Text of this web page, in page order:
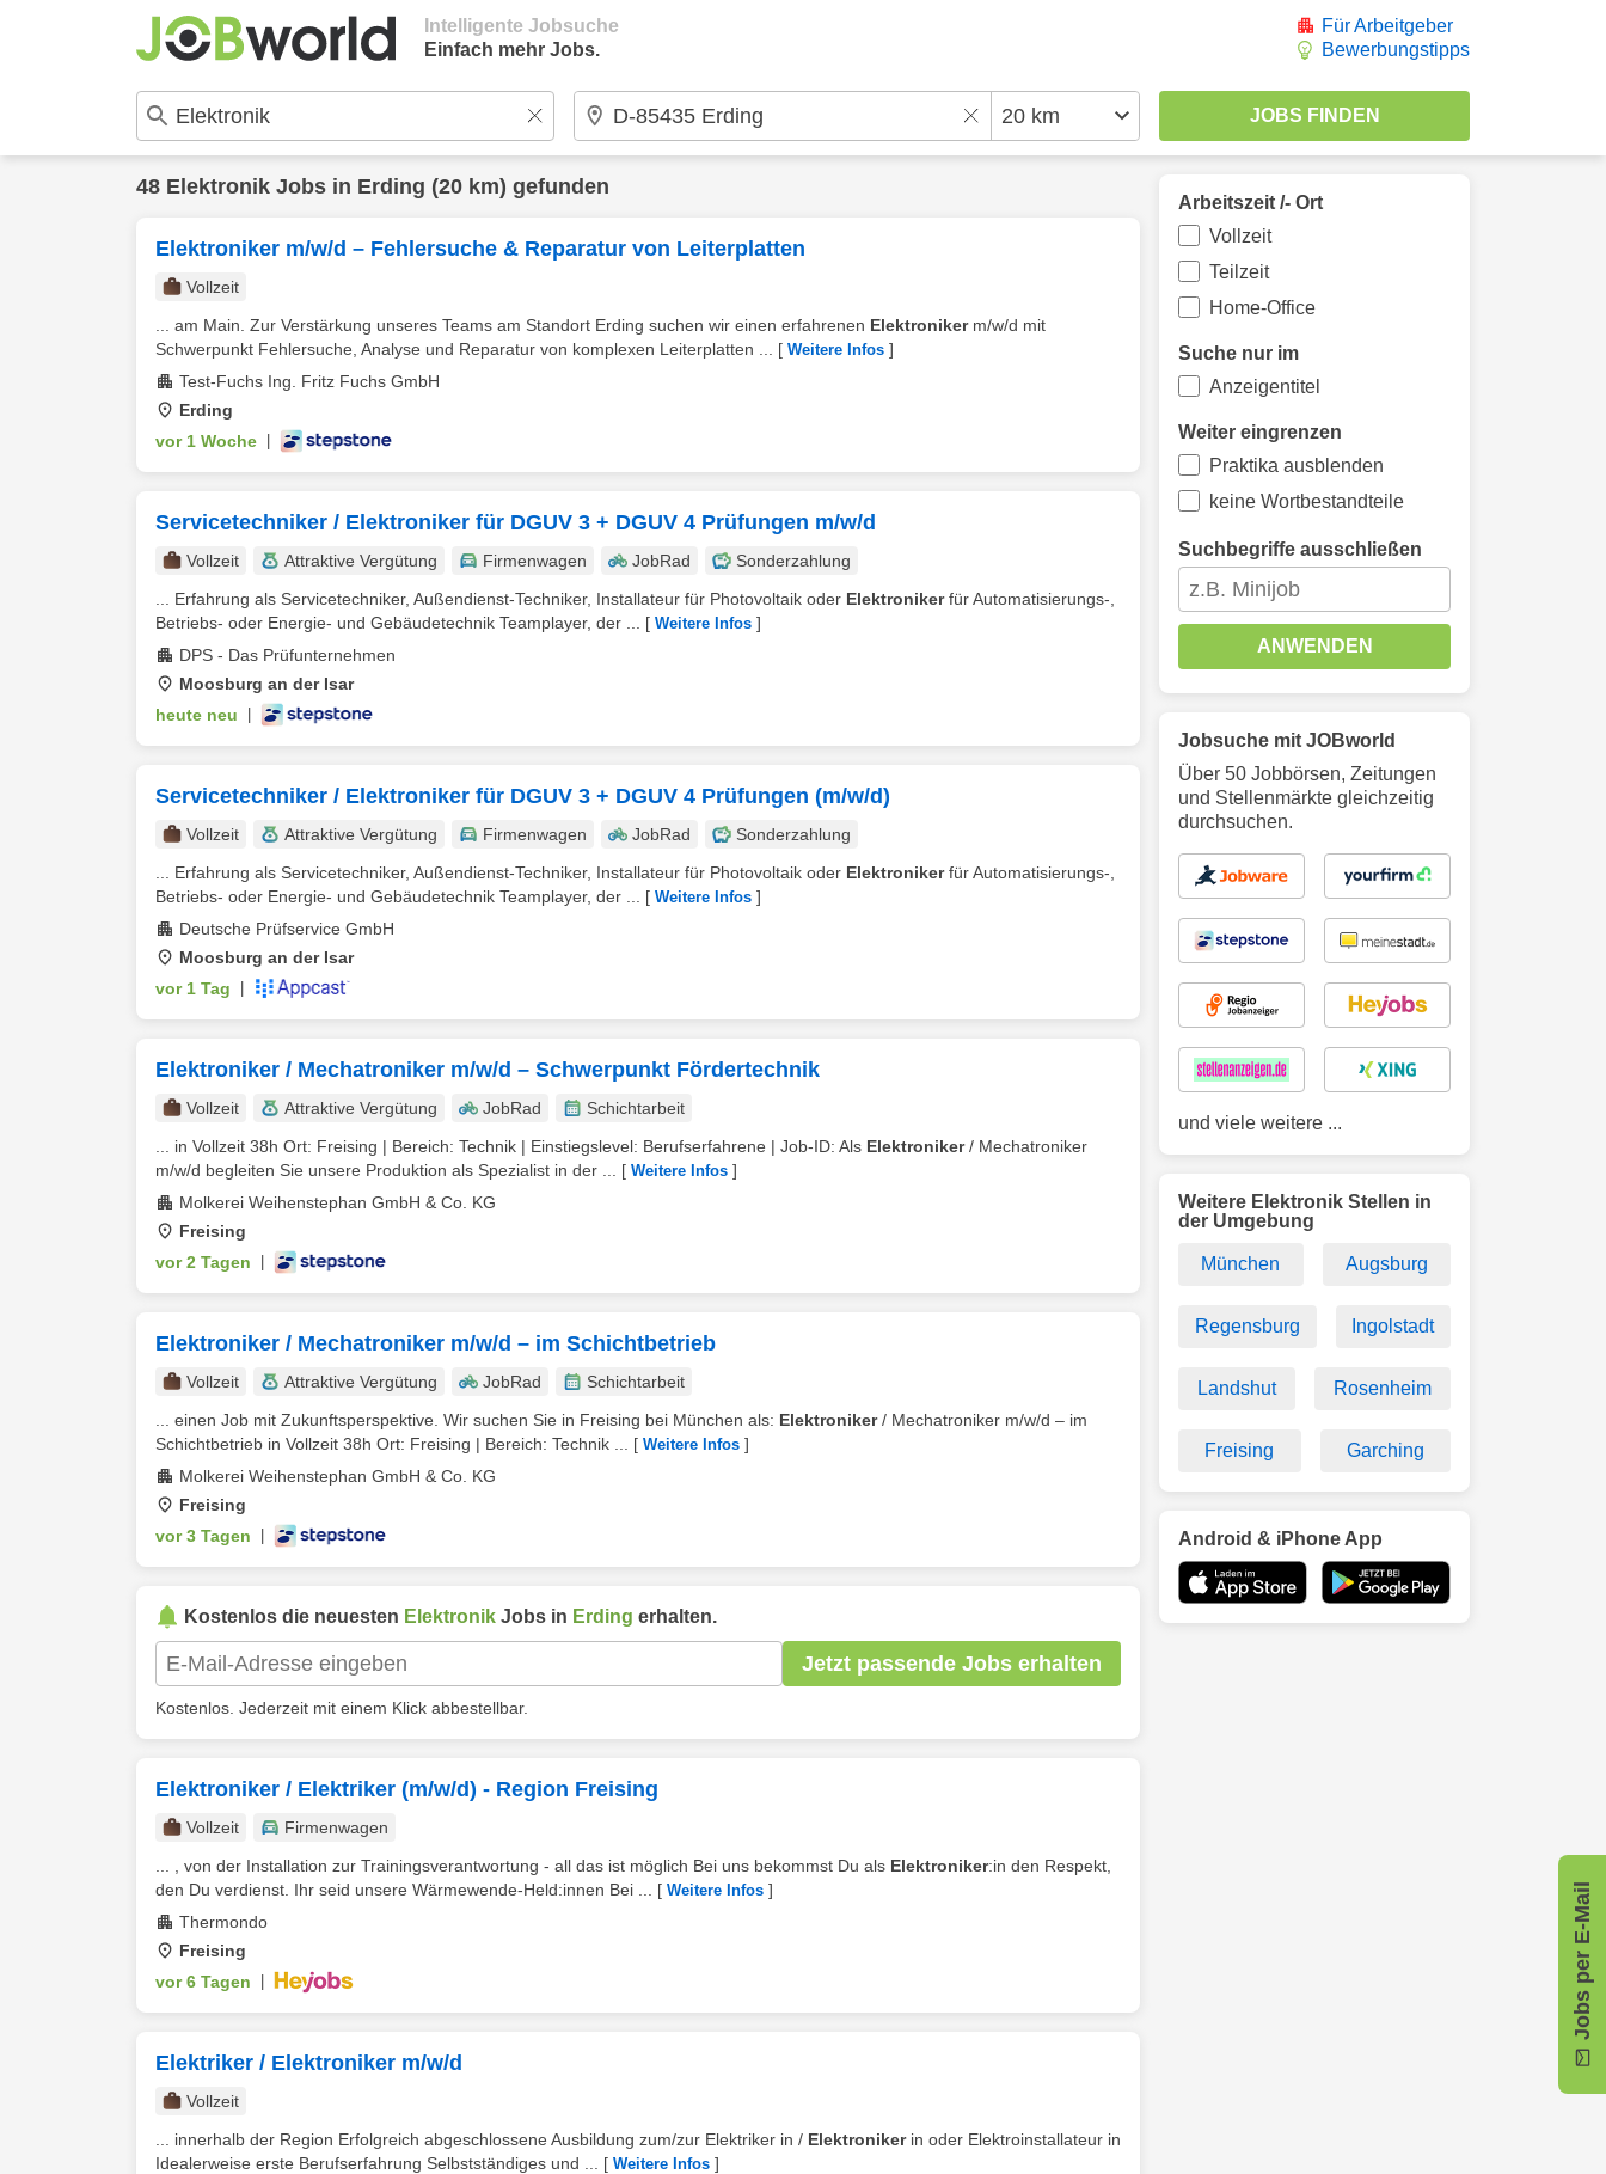
Intelligente Jobsuche
Einfach mehr Jobs.
Für Arbeitgeber
Bewerbungstipps
48 Elektronik Jobs in Erding (20 km) gefunden
Elektroniker m/w/d – Fehlersuche & Reparatur von Leiterplatten
Vollzeit
... am Main. Zur Verstärkung unseres Teams am Standort Erding suchen wir einen erfahrenen Elektronikerm/w/d mit
Schwerpunkt Fehlersuche, Analyse und Reparatur von komplexen Leiterplatten ...
[ Weitere Infos ]
Test-Fuchs Ing. Fritz Fuchs GmbH
Erding
vor 1 Woche
Servicetechniker / Elektroniker für DGUV 3 + DGUV 4 Prüfungen m/w/d
Vollzeit Attraktive Vergütung Firmenwagen JobRad
Sonderzahlung
... Erfahrung als Servicetechniker, Außendienst-Techniker, Installateur für Photovoltaik oder Elektronikerfür Automatisierungs-,
Betriebs- oder Energie- und Gebäudetechnik Teamplayer, der ...
[ Weitere Infos ]
DPS - Das Prüfunternehmen
Moosburg an der Isar
heute neu
Servicetechniker / Elektroniker für DGUV 3 + DGUV 4 Prüfungen (m/w/d)
Vollzeit Attraktive Vergütung Firmenwagen JobRad
Sonderzahlung
... Erfahrung als Servicetechniker, Außendienst-Techniker, Installateur für Photovoltaik oder Elektronikerfür Automatisierungs-,
Betriebs- oder Energie- und Gebäudetechnik Teamplayer, der ...
[ Weitere Infos ]
Deutsche Prüfservice GmbH
Moosburg an der Isar
vor 1 Tag
Elektroniker / Mechatroniker m/w/d – Schwerpunkt Fördertechnik
Vollzeit Attraktive Vergütung JobRad
Schichtarbeit
... in Vollzeit 38h Ort: Freising | Bereich: Technik | Einstiegslevel: Berufserfahrene | Job-ID: Als Elektroniker/ Mechatroniker
m/w/d begleiten Sie unsere Produktion als Spezialist in der ...
[ Weitere Infos ]
Molkerei Weihenstephan GmbH & Co. KG
Freising
vor 2 Tagen
Elektroniker / Mechatroniker m/w/d – im Schichtbetrieb
Vollzeit Attraktive Vergütung JobRad
Schichtarbeit
... einen Job mit Zukunftsperspektive. Wir suchen Sie in Freising bei München als: Elektroniker/ Mechatroniker m/w/d – im
Schichtbetrieb in Vollzeit 38h Ort: Freising | Bereich: Technik ...
[ Weitere Infos ]
Molkerei Weihenstephan GmbH & Co. KG
Freising
vor 3 Tagen
Kostenlos die neuesten Elektronik Jobs in Erding erhalten.
Jetzt passende Jobs erhalten
Kostenlos. Jederzeit mit einem Klick abbestellbar.
Elektroniker / Elektriker (m/w/d) - Region Freising
Vollzeit
Firmenwagen
... , von der Installation zur Trainingsverantwortung - all das ist möglich Bei uns bekommst Du als Elektroniker:in den Respekt,
den Du verdienst. Ihr seid unsere Wärmewende-Held:innen Bei ...
[ Weitere Infos ]
Thermondo
Freising
vor 6 Tagen
Elektriker / Elektroniker m/w/d
Vollzeit
... innerhalb der Region Erfolgreich abgeschlossene Ausbildung zum/zur Elektriker in / Elektronikerin oder Elektroinstallateur in
Idealerweise erste Berufserfahrung Selbstständiges und ...
[ Weitere Infos ]
Jobs per E-Mail
Arbeitszeit /- Ort
Vollzeit
Teilzeit
Home-Office
Suche nur im
Anzeigentitel
Weiter eingrenzen
Praktika ausblenden
keine Wortbestandteile
Suchbegriffe ausschließen
ANWENDEN
Jobsuche mit JOBworld
Über 50 Jobbörsen, Zeitungen
und Stellenmärkte gleichzeitig
durchsuchen.
und viele weitere ...
Weitere Elektronik Stellen in
der Umgebung
München Augsburg
Regensburg Ingolstadt
Landshut Rosenheim
Freising Garching
Android & iPhone App